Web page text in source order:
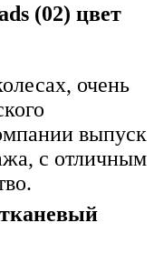
(02) цвет
очень
выпуск
с отличным